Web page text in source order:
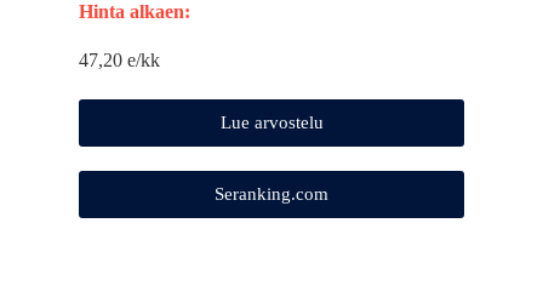
Hinta alkaen:
47,20 e/kk
Lue arvostelu
Seranking.com